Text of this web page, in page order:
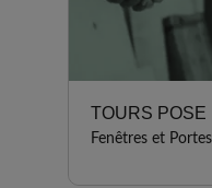
TOURS POSE
Fenêtres et